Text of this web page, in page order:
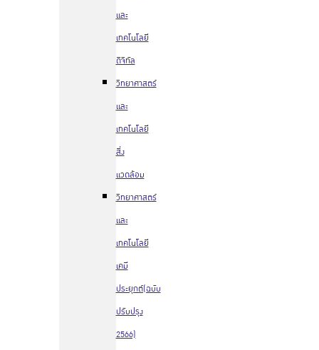
และ
เทคโนโลยี
ดิจิทัล
วิทยาศาสตร์
และ
เทคโนโลยี
สิ่ง
แวดล้อม
วิทยาศาสตร์
และ
เทคโนโลยี
เคมี
ประยุกต์(ฉบับ
ปรับปรุง
2566)